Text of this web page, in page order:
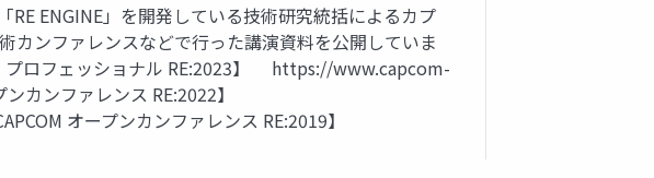
ENGINE」を開発している技術研究統括によるカプ
カンファレンスなどで行った講演資料を公開していま
プロフェッショナル RE:2023】 https://www.capcom-
ンカンファレンス RE:2022】
オープンカンファレンス RE:2019】